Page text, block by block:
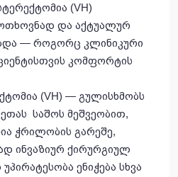
(VH)
და აქტუალურ
— როგორც კლინიკური
კომფორტის
(VH) — გულისხმობს
საშოს მეშვეობით,
ჭრილობის გარეშე,
ინვაზიურ ქირურგიულ
ენიჭება სხვა